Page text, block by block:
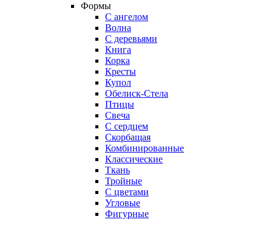
Формы
С ангелом
Волна
С деревьями
Книга
Корка
Кресты
Купол
Обелиск-Стела
Птицы
Свеча
С сердцем
Скорбащая
Комбинированные
Классические
Ткань
Тройные
С цветами
Угловые
Фигурные